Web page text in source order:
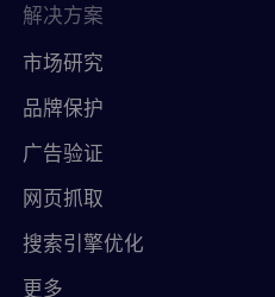
解决方案
市场研究
品牌保护
广告验证
网页抓取
搜索引擎优化
更多